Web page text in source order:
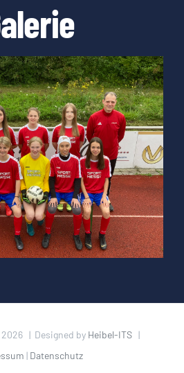
2026 | Designed by Heibel-ITS|
| Datenschutz